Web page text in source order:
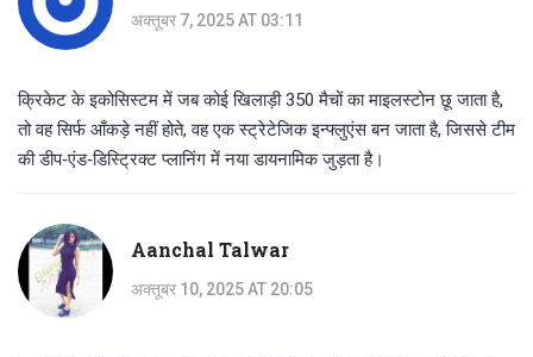
अक्तूबर 7, 2025 AT 03:11
क्रिकेट के इकोसिस्टम में जब कोई खिलाड़ी 350 मैचों का माइलस्टोन छू जाता है,
तो वह सिर्फ आँकड़े नहीं होते, वह एक स्ट्रेटेजिक इन्फ्लुएंस बन जाता है, जिससे टीम
की डीप‑एंड‑डिस्ट्रिक्ट प्लानिंग में नया डायनामिक जुड़ता है।
Aanchal Talwar
अक्तूबर 10, 2025 AT 20:05